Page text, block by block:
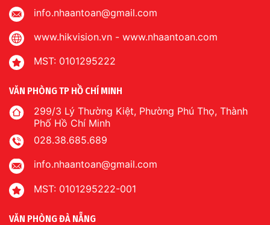
info.nhaantoan@gmail.com
www.hikvision.vn - www.nhaantoan.com
MST: 0101295222
VĂN PHÒNG TP HỒ CHÍ MINH
299/3 Lý Thường Kiệt, Phường Phú Thọ, Thành
Phố Hồ Chí Minh
028.38.685.689
info.nhaantoan@gmail.com
MST: 0101295222-001
VĂN PHÒNG ĐÀ NẴNG